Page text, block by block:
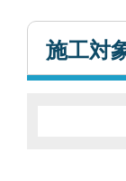
施工対